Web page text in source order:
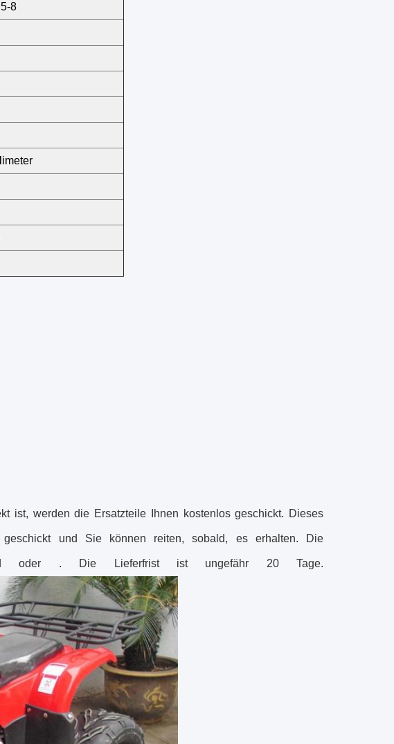
8
ist, werden die Ersatzteile Ihnen kostenlos geschickt. Dieses
und Sie können reiten, sobald, es erhalten. Die
oder . Die Lieferfrist ist ungefähr 20 Tage.